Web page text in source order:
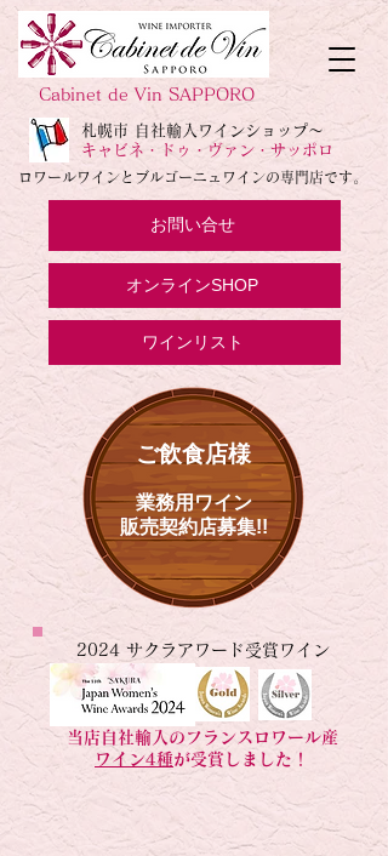
2024 サクラアワード受賞ワイン
当店自社輸入のフランスロワール産
ワイン4種が受賞しました！
札幌市 自社輸入ワインショップ～
キャビネ・ドゥ・ヴァン・サッポロ
ロワールワインとブルゴーニュワインの専門店です。
Cabinet de Vin SAPPORO
お問い合せ
ご飲食店様
業務用ワイン
販売契約店募集!!
オンラインSHOP
ワインリスト